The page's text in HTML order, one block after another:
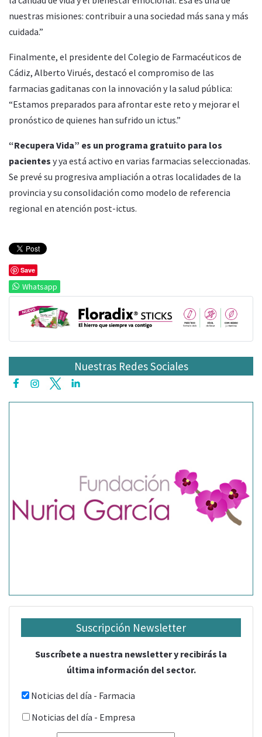
nuestras misiones: contribuir a una sociedad más sana y más
cuidada.”
Finalmente, el presidente del Colegio de Farmacéuticos de
Cádiz, Alberto Virués, destacó el compromiso de las
farmacias gaditanas con la innovación y la salud pública:
“Estamos preparados para afrontar este reto y mejorar el
pronóstico de quienes han sufrido un ictus.”
“Recupera Vida” es un programa gratuito para los
pacientes y ya está activo en varias farmacias seleccionadas.
Se prevé su progresiva ampliación a otras localidades de la
provincia y su consolidación como modelo de referencia
regional en atención post-ictus.
Save
Whatsapp
Nuestras Redes Sociales
Suscripción Newsletter
Suscríbete a nuestra newsletter y recibirás la
última información del sector.
Noticias del día - Farmacia
Noticias del día - Empresa